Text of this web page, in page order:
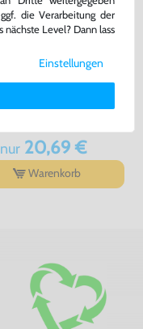
Hedgehog 1
nur20,69 €
Warenkorb
die Verarbeitung der
Level? Dann lass
Cookies und
in unsererDaten­schutz­
Einstellungen